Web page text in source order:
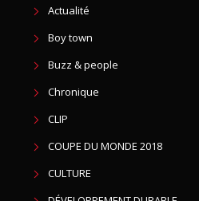
Actualité
Boy town
Buzz & people
Chronique
CLIP
COUPE DU MONDE 2018
CULTURE